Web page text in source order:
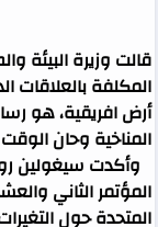
قالت وزيرة البيئة
المكلفة بالعلاقات
أرض افريقية، هو
المناخية وحان
وأكدت سيغولين
المؤتمر الثاني